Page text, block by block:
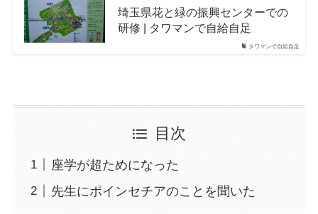
タワマンで自給自足
埼玉県花と緑の振興センターでの
研修 | タワマンで自給自足
目次
座学が超ためになった
先生にポインセチアのことを聞いた